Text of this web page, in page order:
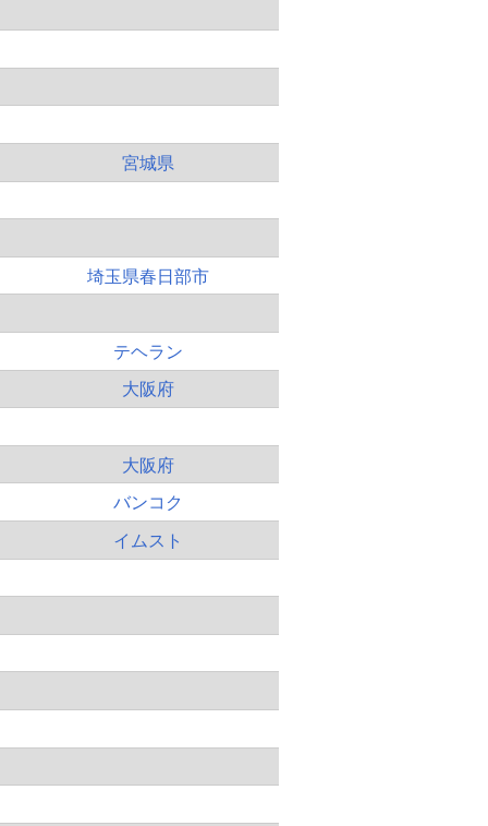
宮城県
埼玉県春日部市
テヘラン
大阪府
大阪府
バンコク
イムスト